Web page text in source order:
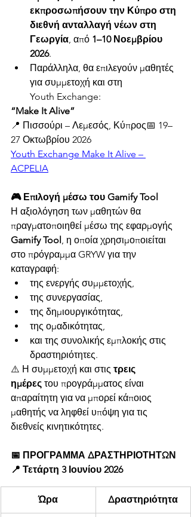
εκπροσωπήσουν την Κύπρο στη
διεθνή ανταλλαγή νέων στη
Γεωργία, από 1–10 Νοεμβρίου
2026.
Παράλληλα, θα επιλεγούν μαθητές
για συμμετοχή και στη
Youth Exchange:
“Make It Alive”
📍 Πισσούρι – Λεμεσός, Κύπρος📅 19–
27 Οκτωβρίου 2026
Youth Exchange Make It Alive –
ACPELIA
🎮 Επιλογή μέσω του Gamify Tool
Η αξιολόγηση των μαθητών θα
πραγματοποιηθεί μέσω της εφαρμογής
Gamify Tool, η οποία χρησιμοποιείται
στο πρόγραμμα GRYW για την
καταγραφή:
της ενεργής συμμετοχής,
της συνεργασίας,
της δημιουργικότητας,
της ομαδικότητας,
και της συνολικής εμπλοκής στις
δραστηριότητες.
⚠️ Η συμμετοχή και στις τρεις
ημέρες του προγράμματος είναι
απαραίτητη για να μπορεί κάποιος
μαθητής να ληφθεί υπόψη για τις
διεθνείς κινητικότητες.
📅 ΠΡΟΓΡΑΜΜΑ ΔΡΑΣΤΗΡΙΟΤΗΤΩΝ
📍 Τετάρτη 3 Ιουνίου 2026
Ώρα Δραστηριότητα